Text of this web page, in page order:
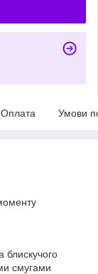
Оплата Умови
блискучого
смугами